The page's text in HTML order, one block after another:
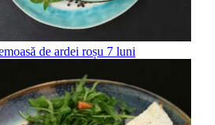
de ardei roșu 7 luni